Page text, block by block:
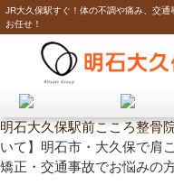
JR大久保駅すぐ！体の不調や痛み、交
お任せ！
明石大久保駅前こころ整骨
いて】明石市・大久保で肩
矯正・交通事故でお悩みの